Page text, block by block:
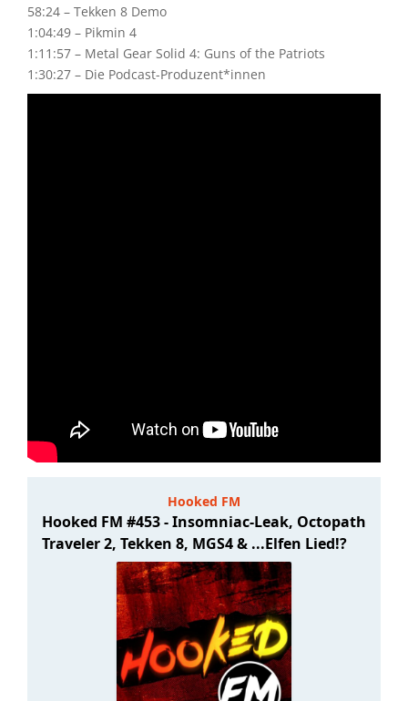
58:24 – Tekken 8 Demo
1:04:49 – Pikmin 4
1:11:57 – Metal Gear Solid 4: Guns of the Patriots
1:30:27 – Die Podcast-Produzent*innen